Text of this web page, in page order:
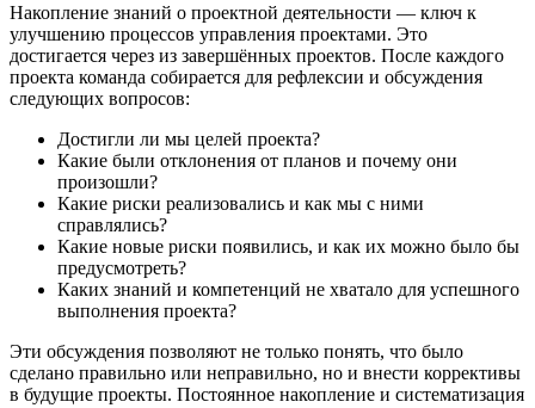
Накопление знаний о проектной деятельности — ключ к
улучшению процессов управления проектами. Это
достигается через из завершённых проектов. После каждого
проекта команда собирается для рефлексии и обсуждения
следующих вопросов:
Достигли ли мы целей проекта?
Какие были отклонения от планов и почему они
произошли?
Какие риски реализовались и как мы с ними
справлялись?
Какие новые риски появились, и как их можно было бы
предусмотреть?
Каких знаний и компетенций не хватало для успешного
выполнения проекта?
Эти обсуждения позволяют не только понять, что было
сделано правильно или неправильно, но и внести коррективы
в будущие проекты. Постоянное накопление и систематизация